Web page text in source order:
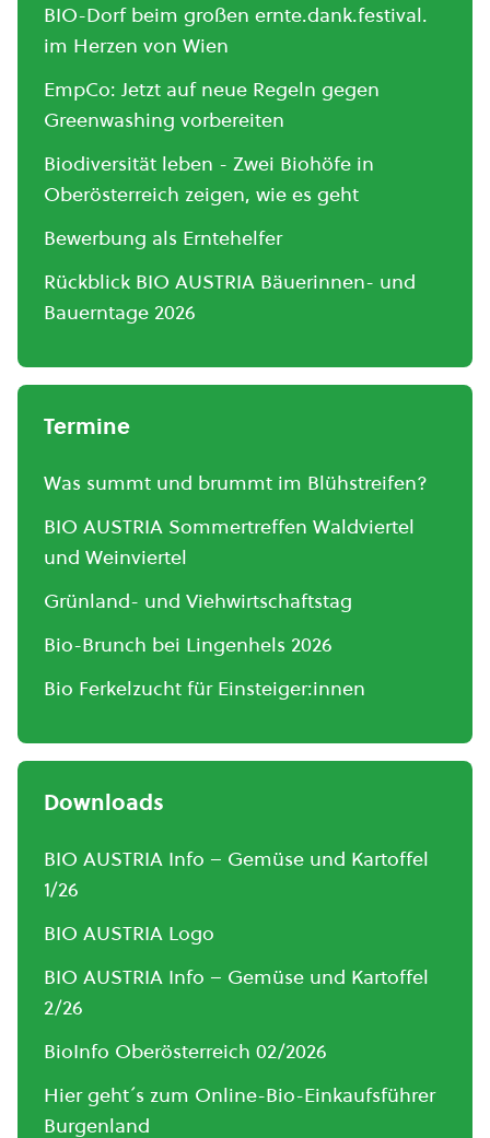
BIO-Dorf beim großen ernte.dank.festival.
im Herzen von Wien
EmpCo: Jetzt auf neue Regeln gegen
Greenwashing vorbereiten
Biodiversität leben - Zwei Biohöfe in
Oberösterreich zeigen, wie es geht
Bewerbung als Erntehelfer
Rückblick BIO AUSTRIA Bäuerinnen- und
Bauerntage 2026
Termine
Was summt und brummt im Blühstreifen?
BIO AUSTRIA Sommertreffen Waldviertel
und Weinviertel
Grünland- und Viehwirtschaftstag
Bio-Brunch bei Lingenhels 2026
Bio Ferkelzucht für Einsteiger:innen
Downloads
BIO AUSTRIA Info – Gemüse und Kartoffel
1/26
BIO AUSTRIA Logo
BIO AUSTRIA Info – Gemüse und Kartoffel
2/26
BioInfo Oberösterreich 02/2026
Hier geht´s zum Online-Bio-Einkaufsführer
Burgenland